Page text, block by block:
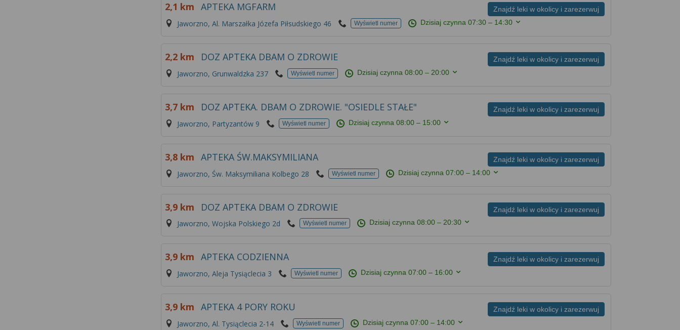
Znajdź leki w okolicy i zarezerwuj
2,1 km APTEKA MGFARM
Jaworzno, Al. Marszałka Józefa Piłsudskiego 46 Wyświetl numer Dzisiaj czynna07:30 – 14:30
Znajdź leki w okolicy i zarezerwuj
2,2 km DOZ APTEKA DBAM O ZDROWIE
Jaworzno, Grunwaldzka 237 Wyświetl numer Dzisiaj czynna08:00 – 20:00
Znajdź leki w okolicy i zarezerwuj
3,7 km DOZ APTEKA. DBAM O ZDROWIE. "OSIEDLE STAŁE"
Jaworzno, Partyzantów 9 Wyświetl numer Dzisiaj czynna08:00 – 15:00
Znajdź leki w okolicy i zarezerwuj
3,8 km APTEKA ŚW.MAKSYMILIANA
Jaworzno, Św. Maksymiliana Kolbego 28 Wyświetl numer Dzisiaj czynna07:00 – 14:00
Znajdź leki w okolicy i zarezerwuj
3,9 km DOZ APTEKA DBAM O ZDROWIE
Jaworzno, Wojska Polskiego 2d Wyświetl numer Dzisiaj czynna08:00 – 20:30
Znajdź leki w okolicy i zarezerwuj
3,9 km APTEKA CODZIENNA
Jaworzno, Aleja Tysiąclecia 3 Wyświetl numer Dzisiaj czynna07:00 – 16:00
Znajdź leki w okolicy i zarezerwuj
3,9 km APTEKA 4 PORY ROKU
Jaworzno, Al. Tysiąclecia 2-14 Wyświetl numer Dzisiaj czynna07:00 – 14:00